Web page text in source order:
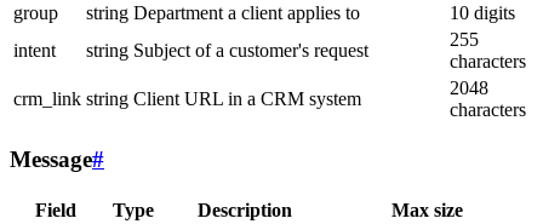
group
string Department a client applies to
10 digits
intent
string Subject of a customer's request
255
characters
crm_link string Client URL in a CRM system
2048
characters
Message#
Field Type Description Max size